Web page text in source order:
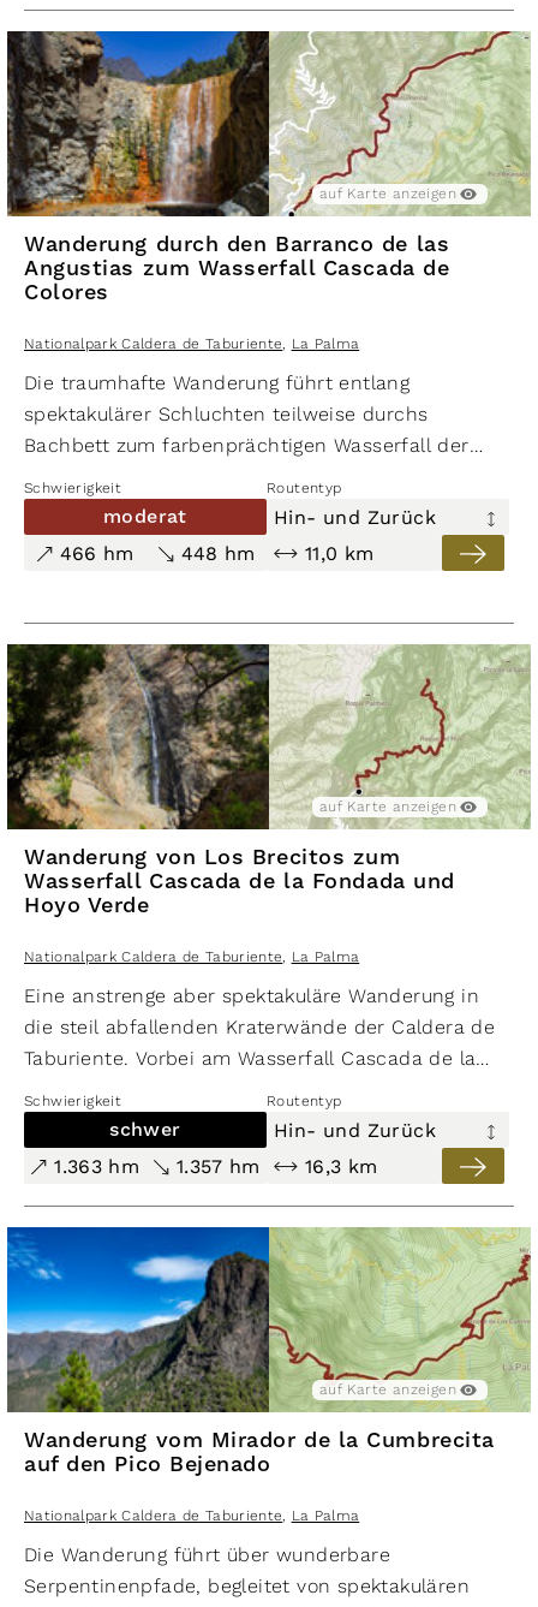
moderat
479 hm
476 hm
7,1 km
Wanderung vom Mirador de Los
Muchachos
Nationalpark Caldera de Taburiente
,
La Palma
auf Karte ausblenden
schwer
1.363 hm
1.357 hm
16,3 km
Wanderung von Los Brecitos zum
Wasserfall Cascada de la Fondada
und Hoyo Verde
Nationalpark Caldera de Taburiente
,
La Palma
90 hm
88 hm
Wanderung Roque de los Muchachos
– Espigón del Roque
Nationalpark Caldera de Taburiente
,
La Palma
auf Karte anzeigen
auf Karte ausblenden
schwer
713 hm
auf Karte anzeigen
Wanderung durch den Barranco de las
Angustias zum Wasserfall Cascada de
Colores
Nationalpark Caldera de Taburiente, La Palma
Die traumhafte Wanderung führt entlang
spektakulärer Schluchten teilweise durchs
Bachbett zum farbenprächtigen Wasserfall der
Farben. Die rund 11 km lange Streckenwanderung
bietet viel Abwechslung und immer neue
Perspektiven auf die traumhafte Umgebung.
Schwierigkeit Routentyp
moderat
Hin- und Zurück
466 hm
448 hm 11,0 km
auf Karte anzeigen
Wanderung von Los Brecitos zum
Wasserfall Cascada de la Fondada und
Hoyo Verde
Nationalpark Caldera de Taburiente, La Palma
Eine anstrenge aber spektakuläre Wanderung in
die steil abfallenden Kraterwände der Caldera de
Taburiente. Vorbei am Wasserfall Cascada de la
Fondada steigt man begleitet von traumhaften
Ausblicken ins Quellgebiet von Hoyo Verde auf.
Schwierigkeit Routentyp
schwer
Hin- und Zurück
1.363 hm
1.357 hm 16,3 km
auf Karte anzeigen
Wanderung vom Mirador de la Cumbrecita
auf den Pico Bejenado
Nationalpark Caldera de Taburiente, La Palma
Die Wanderung führt über wunderbare
Serpentinenpfade, begleitet von spektakulären